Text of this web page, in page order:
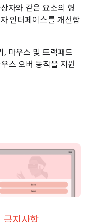
자와 같은 요소의 형
인터페이스를 개선합
, 마우스 및 트랙패드
스 오버 동작을 지원